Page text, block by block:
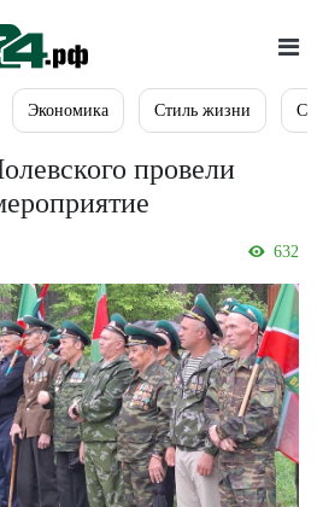
Экономика Стиль жизни
провели
632